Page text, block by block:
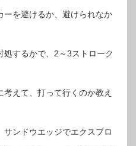
ーを避けるか、避けられなか
処するかで、2～3ストローク
えて、打って行くのか教え
ンドウエッジでエクスプロ